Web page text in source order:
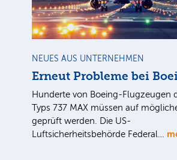
NEUES AUS UNTERNEHMEN
Erneut Probleme bei
Hunderte von Boeing-Flugzeugen
Typs 737 MAX müssen auf
geprüft werden. Die US-
Luftsicherheitsbehörde Federal…